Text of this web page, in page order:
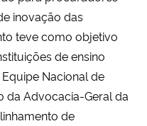
inovação das
teve como objetivo
de ensino
Nacional de
da Advocacia-Geral da
de